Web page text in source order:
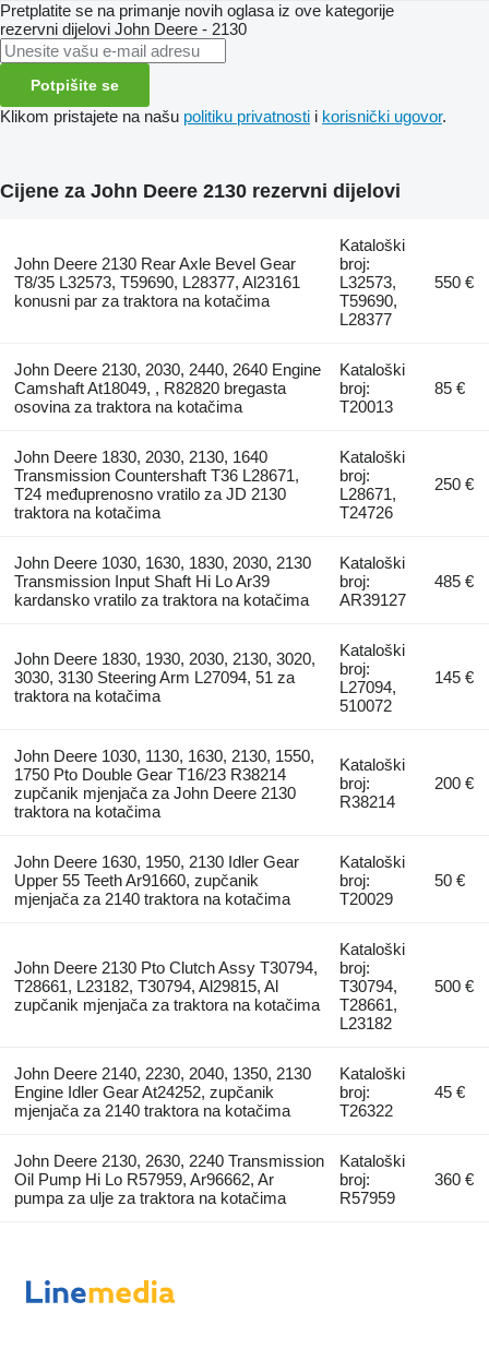
Pretplatite se na primanje novih oglasa iz ove kategorije
rezervni dijelovi John Deere - 2130
Potpišite se
Klikom pristajete na našu politiku privatnosti i korisnički ugovor.
Cijene za John Deere 2130 rezervni dijelovi
John Deere 2130 Rear Axle Bevel Gear
T8/35 L32573, T59690, L28377, Al23161
konusni par za traktora na kotačima
Kataloški
broj:
L32573,
T59690,
L28377
550 €
John Deere 2130, 2030, 2440, 2640 Engine
Camshaft At18049, , R82820 bregasta
osovina za traktora na kotačima
Kataloški
broj:
T20013
85 €
John Deere 1830, 2030, 2130, 1640
Transmission Countershaft T36 L28671,
T24 međuprenosno vratilo za JD 2130
traktora na kotačima
Kataloški
broj:
L28671,
T24726
250 €
John Deere 1030, 1630, 1830, 2030, 2130
Transmission Input Shaft Hi Lo Ar39
kardansko vratilo za traktora na kotačima
Kataloški
broj:
AR39127
485 €
John Deere 1830, 1930, 2030, 2130, 3020,
3030, 3130 Steering Arm L27094, 51 za
traktora na kotačima
Kataloški
broj:
L27094,
510072
145 €
John Deere 1030, 1130, 1630, 2130, 1550,
1750 Pto Double Gear T16/23 R38214
zupčanik mjenjača za John Deere 2130
traktora na kotačima
Kataloški
broj:
R38214
200 €
John Deere 1630, 1950, 2130 Idler Gear
Upper 55 Teeth Ar91660, zupčanik
mjenjača za 2140 traktora na kotačima
Kataloški
broj:
T20029
50 €
John Deere 2130 Pto Clutch Assy T30794,
T28661, L23182, T30794, Al29815, Al
zupčanik mjenjača za traktora na kotačima
Kataloški
broj:
T30794,
T28661,
L23182
500 €
John Deere 2140, 2230, 2040, 1350, 2130
Engine Idler Gear At24252, zupčanik
mjenjača za 2140 traktora na kotačima
Kataloški
broj:
T26322
45 €
John Deere 2130, 2630, 2240 Transmission
Oil Pump Hi Lo R57959, Ar96662, Ar
pumpa za ulje za traktora na kotačima
Kataloški
broj:
R57959
360 €